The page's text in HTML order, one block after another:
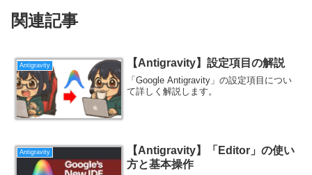
関連記事
Antigravity 【Antigravity】設定項目の解説
「Google Antigravity」の設定項目につい
て詳しく解説します。
Antigravity
【Antigravity】「Editor」の使い
方と基本操作